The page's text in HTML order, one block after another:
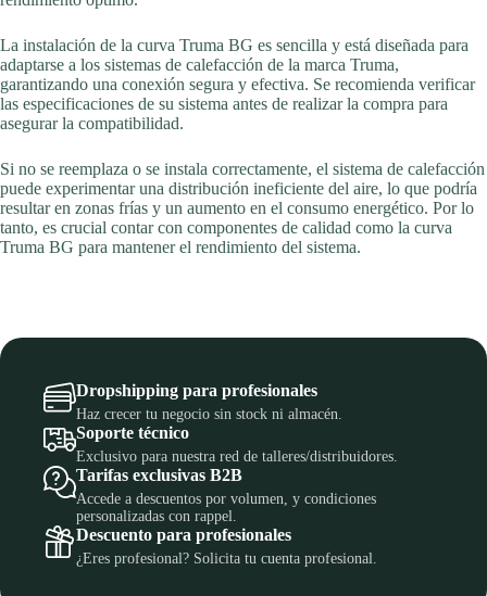
La instalación de la curva Truma BG es sencilla y está diseñada para
adaptarse a los sistemas de calefacción de la marca Truma,
garantizando una conexión segura y efectiva. Se recomienda verificar
las especificaciones de su sistema antes de realizar la compra para
asegurar la compatibilidad.
Si no se reemplaza o se instala correctamente, el sistema de calefacción
puede experimentar una distribución ineficiente del aire, lo que podría
resultar en zonas frías y un aumento en el consumo energético. Por lo
tanto, es crucial contar con componentes de calidad como la curva
Truma BG para mantener el rendimiento del sistema.
Dropshipping para profesionales
Haz crecer tu negocio sin stock ni almacén.
Soporte técnico
Exclusivo para nuestra red de talleres/distribuidores.
Tarifas exclusivas B2B
Accede a descuentos por volumen, y condiciones
personalizadas con rappel.
Descuento para profesionales
¿Eres profesional? Solicita tu cuenta profesional.